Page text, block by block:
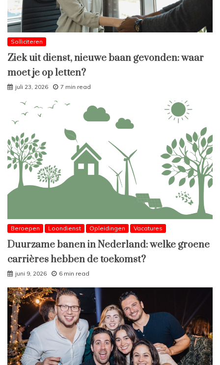
Solliciteren
Ziek uit dienst, nieuwe baan gevonden: waar
moet je op letten?
juli 23, 2026 7 min read
Beroepen Loondienst Opleidingen Vacatures
Duurzame banen in Nederland: welke groene
carrières hebben de toekomst?
juni 9, 2026 6 min read